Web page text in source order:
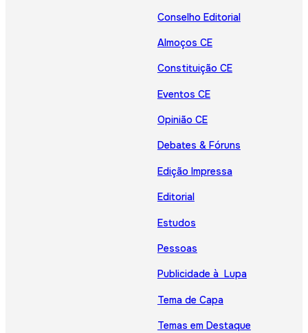
Conselho Editorial
Almoços CE
Constituição CE
Eventos CE
Opinião CE
Debates & Fóruns
Edição Impressa
Editorial
Estudos
Pessoas
Publicidade à Lupa
Tema de Capa
Temas em Destaque